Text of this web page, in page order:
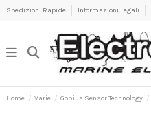
Spedizioni Rapide Informazioni Legali
Home Varie Gobius Sensor Technology